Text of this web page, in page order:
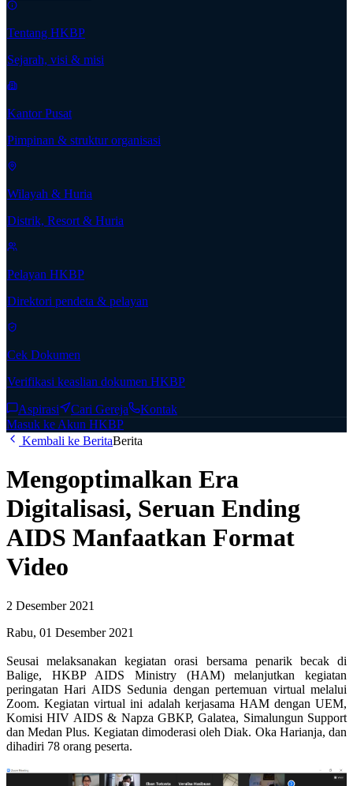
Tentang HKBP
Sejarah, visi & misi
Kantor Pusat
Pimpinan & struktur organisasi
Wilayah & Huria
Distrik, Resort & Huria
Pelayan HKBP
Direktori pendeta & pelayan
Cek Dokumen
Verifikasi keaslian dokumen HKBP
Aspirasi Cari Gereja
Kontak
Masuk ke Akun HKBP
Kembali ke BeritaBerita
Mengoptimalkan Era
Digitalisasi, Seruan Ending
AIDS Manfaatkan Format
Video
2 Desember 2021
Rabu, 01 Desember 2021
Seusai melaksanakan kegiatan orasi bersama penarik becak di
Balige, HKBP AIDS Ministry (HAM) melanjutkan kegiatan
peringatan Hari AIDS Sedunia dengan pertemuan virtual melalui
Zoom. Kegiatan virtual ini adalah kerjasama HAM dengan UEM,
Komisi HIV AIDS & Napza GBKP, Galatea, Simalungun Support
dan Medan Plus. Kegiatan dimoderasi oleh Diak. Oka Harianja, dan
dihadiri 78 orang peserta.